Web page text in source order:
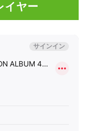
イヤー